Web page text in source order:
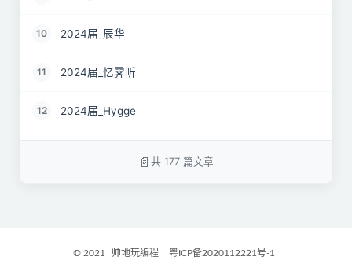
10 2024届_辰华
11 2024届_忆霁昕
12 2024届_Hygge
共 177 篇文章
© 2021 帅地玩编程 粤ICP备2020112221号-1